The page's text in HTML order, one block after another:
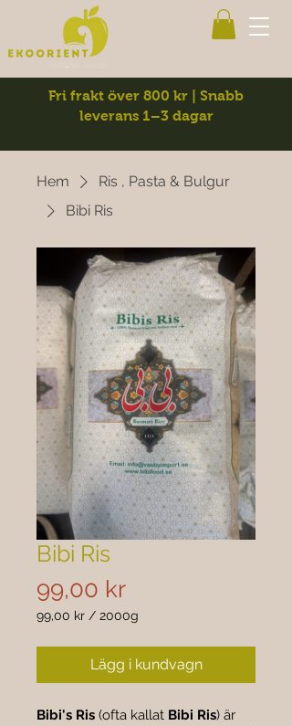
Fri frakt över 800 kr | Snabb
leverans 1–3 dagar
Hem
Ris , Pasta & Bulgur
Bibi Ris
Bibi Ris
99,00 krPris
99,00 kr / 2000g
per
gram
Lägg i kundvagn
Bibi's Ris (ofta kallat Bibi Ris) är